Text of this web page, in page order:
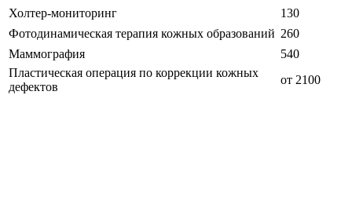
Холтер-мониторинг
130
Фотодинамическая терапия кожных образований 260
Маммография
540
Пластическая операция по коррекции кожных
дефектов
от 2100